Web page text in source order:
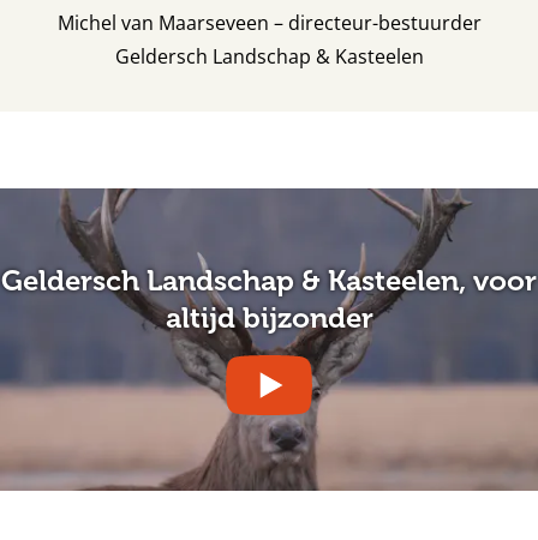
Michel van Maarseveen – directeur-bestuurder
Geldersch Landschap & Kasteelen
Geldersch Landschap & Kasteelen, voor
altijd bijzonder
Play